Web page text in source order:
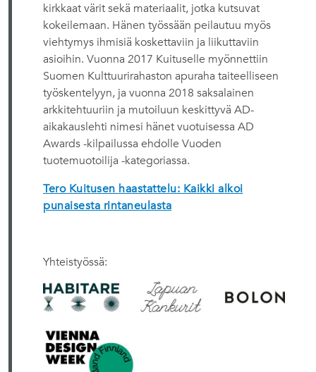
kirkkaat värit sekä materiaalit, jotka kutsuvat
kokeilemaan. Hänen työssään peilautuu myös
viehtymys ihmisiä koskettaviin ja liikuttaviin
asioihin. Vuonna 2017 Kuituselle myönnettiin
Suomen Kulttuurirahaston apuraha taiteelliseen
työskentelyyn, ja vuonna 2018 saksalainen
arkkitehtuuriin ja mutoiluun keskittyvä AD-
aikakauslehti nimesi hänet vuotuisessa AD
Awards -kilpailussa ehdolle Vuoden
tuotemuotoilija -kategoriassa.
Tero Kuitusen haastattelu: Kaikki alkoi
punaisesta rintaneulasta
Yhteistyössä: